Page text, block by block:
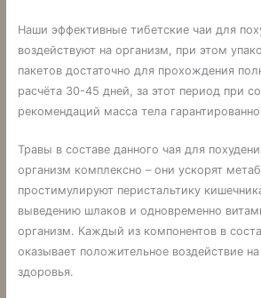
Наши эффективные тибетские чаи для
воздействуют на организм, при этом
пакетов достаточно для прохождения
расчёта 30-45 дней, за этот период при
рекомендаций масса тела
Травы в составе данного чая для
организм комплексно – они ускорят
простимулируют перистальтику
выведению шлаков и одновременно
организм. Каждый из компонентов в
оказывает положительное воздействие
здоровья.